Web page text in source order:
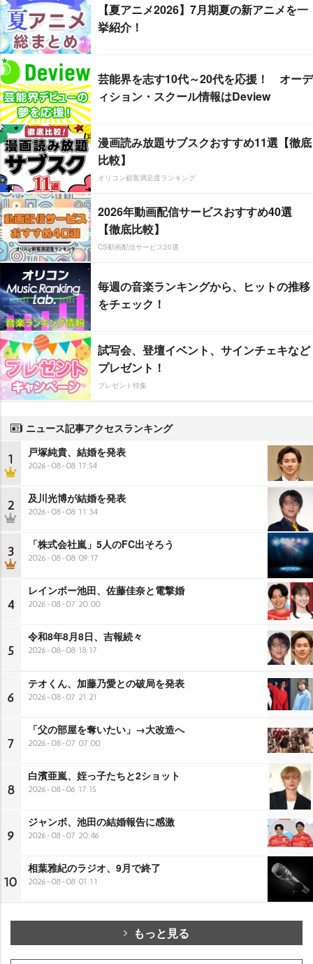
【夏アニメ2026】7月期夏の新アニメを一
挙紹介！
芸能界を志す10代～20代を応援！ オーデ
ィション・スクール情報はDeview
漫画読み放題サブスクおすすめ11選【徹底
比較】
オリコン顧客満足度ランキング
2026年動画配信サービスおすすめ40選
【徹底比較】
CS動画配信サービス20選
毎週の音楽ランキングから、ヒットの推移
をチェック！
試写会、登壇イベント、サインチェキなど
プレゼント！
プレゼント特集
ニュース記事アクセスランキング
1 戸塚純貴、結婚を発表
2026-08-08 17:54
2 及川光博が結婚を発表
2026-08-08 11:34
3 「株式会社嵐」5人のFC出そろう
2026-08-08 09:17
4
レインボー池田、佐藤佳奈と電撃婚
2026-08-07 20:00
5
令和8年8月8日、吉報続々
2026-08-08 18:17
6
テオくん、加藤乃愛との破局を発表
2026-08-07 21:21
7
「父の部屋を奪いたい」→大改造へ
2026-08-07 07:00
8
白濱亜嵐、姪っ子たちと2ショット
2026-08-06 17:15
9
ジャンボ、池田の結婚報告に感激
2026-08-07 20:46
10
相葉雅紀のラジオ、9月で終了
2026-08-08 01:11
もっと見る